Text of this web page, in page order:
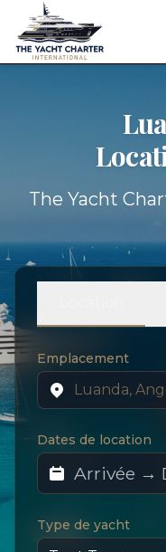
The Yacht
Emplacement
Dates de location
Type de yacht